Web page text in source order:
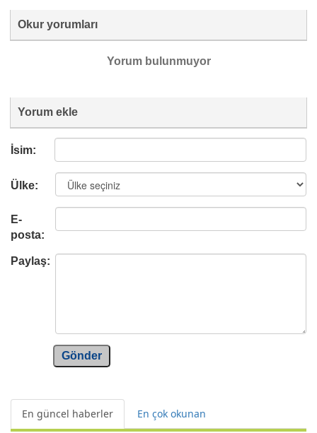
Okur yorumları
Yorum bulunmuyor
Yorum ekle
İsim:
Ülke:
E-
posta:
Paylaş:
Gönder
En güncel haberler En çok okunan